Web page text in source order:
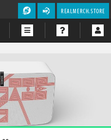
REALMERCH.STORE